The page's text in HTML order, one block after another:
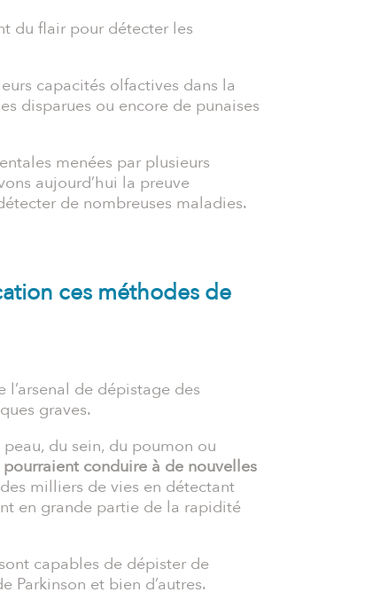
du flair pour détecter les
capacités olfactives dans la
disparues ou encore de punaises
menées par plusieurs
aujourd’hui la preuve
de nombreuses maladies.
ces méthodes de
de dépistage des
graves.
du sein, du poumon ou
conduire à de nouvelles
milliers de vies en détectant
en grande partie de la rapidité
capables de dépister de
Parkinson et bien d’autres.